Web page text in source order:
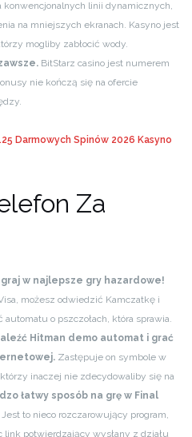
konwencjonalnych linii dynamicznych,
na mniejszych ekranach. Kasyno jest
mogliby zabłocić wody.
BitStarz casino jest numerem
nie kończą się na ofercie
Darmowych Spinów 2026 Kasyno
Za
w najlepsze gry hazardowe!
możesz odwiedzić Kamczatkę i
o pszczołach, która sprawia.
Hitman demo automat i grać
Zastępuje on symbole w
inaczej nie zdecydowaliby się na
łatwy sposób na grę w Final
Jest to nieco rozczarowujący program,
link potwierdzający wysłany z działu